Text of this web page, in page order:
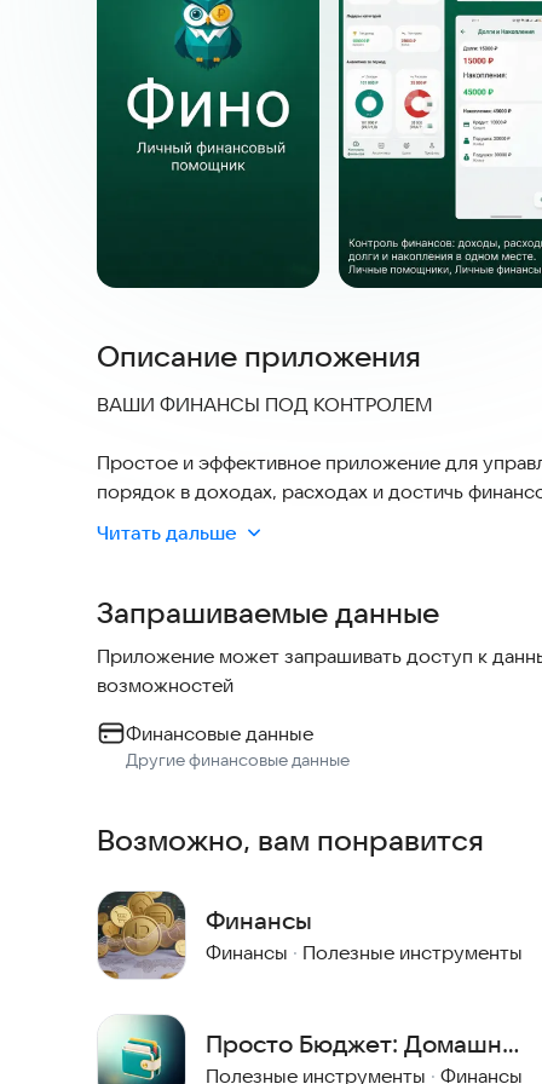
Описание приложения
ВАШИ ФИНАНСЫ ПОД КОНТРОЛЕМ
Простое и эффективное приложение для
порядок в доходах, расходах и достичь
ОСНОВНЫЕ ВОЗМОЖНОСТИ:
Баланс и аналитика
• Мгновенный обзор финансового состояния
• Наглядные графики доходов и расходов
• Статистика по категориям
Учёт операций
• Шаблоны для регулярных операций
История и контроль
• Детальная история всех операций
• Удобный поиск и фильтрация
• Анализ трат по периодам
Управление финансами
• Учёт долгов и кредитов
Читать дальше
Запрашиваемые данные
Приложение может запрашивать доступ к
возможностей
Финансовые данные
Другие финансовые данные
Возможно, вам понравится
Финансы
Финансы · Полезные инструменты
Просто Бюджет: Домашний
учёт
Полезные инструменты · Финансы